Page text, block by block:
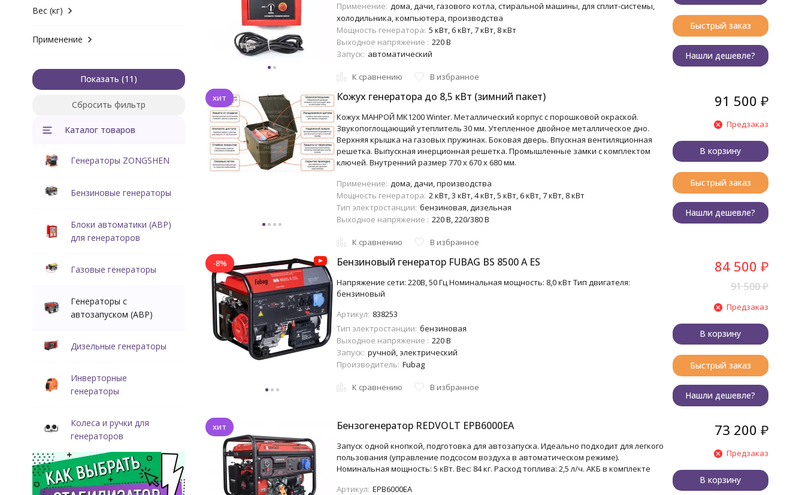
Применение: дома, дачи, газового котла, стиральной машины, для сплит-системы,
холодильника, компьютера, производства
Мощность генератора: 5 кВт, 6 кВт, 7 кВт, 8 кВт
Выходное напряжение : 220 В
Запуск: автоматический
К сравнению В избранное
Быстрый заказ
Нашли дешевле?
хит Кожух генератора до 8,5 кВт (зимний пакет)
Кожух МАНРОЙ МК1200 Winter. Металлический корпус с порошковой окраской.
Звукопоглощающий утеплитель 30 мм. Утепленное двойное металлическое дно.
Верхняя крышка на газовых пружинах. Боковая дверь. Впускная вентиляционная
решетка. Выпускная инерционная решетка. Промышленные замки с комплектом
ключей. Внутренний размер 770 x 670 x 680 мм.
Применение: дома, дачи, производства
Мощность генератора: 2 кВт, 3 кВт, 4 кВт, 5 кВт, 6 кВт, 7 кВт, 8 кВт
Тип электростанции: бензиновая, дизельная
Выходное напряжение : 220 В, 220/380 В
К сравнению В избранное
91 500 ₽
Предзаказ
В корзину
Быстрый заказ
Нашли дешевле?
-8% Бензиновый генератор FUBAG BS 8500 A ES
Напряжение сети: 220В, 50 Гц Номинальная мощность: 8,0 кВт Тип двигателя:
бензиновый
Артикул: 838253
Тип электростанции: бензиновая
Выходное напряжение : 220 В
Запуск: ручной, электрический
Производитель: Fubag
К сравнению В избранное
84 500 ₽
91 500₽
Предзаказ
В корзину
Быстрый заказ
Нашли дешевле?
хит Бензогенератор REDVOLT EPB6000EA
Запуск одной кнопкой, подготовка для автозапуска. Идеально подходит для легкого
пользования (управление подсосом воздуха в автоматическом режиме).
Номинальная мощность: 5 кВт. Вес: 84 кг. Расход топлива: 2,5 л/ч. АКБ в комплекте
Артикул: EPB6000EA
73 200 ₽
Предзаказ
В корзину
Вес (кг)
Применение
Показать
Сбросить фильтр
Каталог товаров
Генераторы ZONGSHEN
Бензиновые генераторы
Блоки автоматики (АВР)
для генераторов
Газовые генераторы
Генераторы с
автозапуском (АВР)
Дизельные генераторы
Инверторные
генераторы
Колеса и ручки для
генераторов